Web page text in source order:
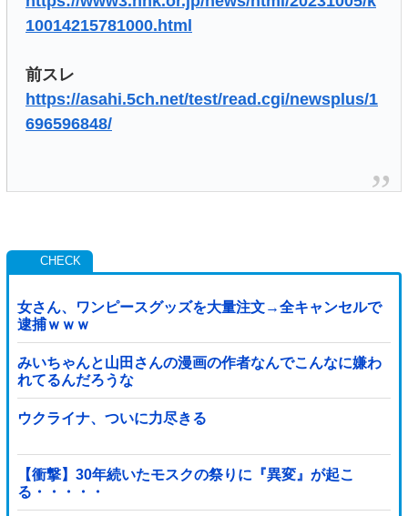
10014215781000.html
前スレ
https://asahi.5ch.net/test/read.cgi/newsplus/1
696596848/
女さん、ワンピースグッズを大量注文→全キャンセルで
逮捕ｗｗｗ
みいちゃんと山田さんの漫画の作者なんでこんなに嫌わ
れてるんだろうな
ウクライナ、ついに力尽きる
【衝撃】30年続いたモスクの祭りに『異変』が起こ
る・・・・・